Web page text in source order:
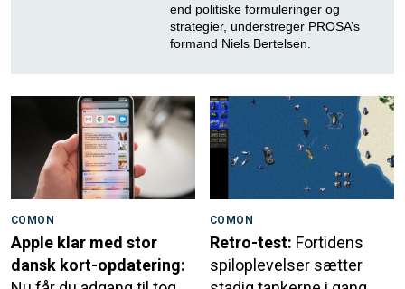
end politiske formuleringer og
strategier, understreger PROSA’s
formand Niels Bertelsen.
COMON
Apple klar med stor
dansk kort-opdatering:
COMON
Retro-test: Fortidens
spiloplevelser sætter